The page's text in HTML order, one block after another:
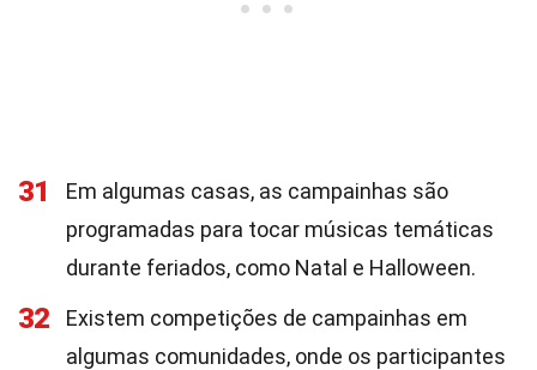
31
Em algumas casas, as campainhas são
programadas para tocar músicas temáticas
durante feriados, como Natal e Halloween.
32
Existem competições de campainhas em
algumas comunidades, onde os participantes